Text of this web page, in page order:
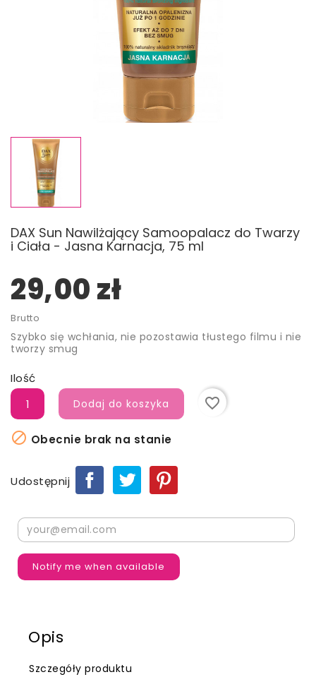
DAX Sun Nawilżający Samoopalacz do Twarzy
i Ciała - Jasna Karnacja, 75 ml
29,00 zł
Brutto
Szybko się wchłania, nie pozostawia tłustego filmu i nie
tworzy smug
Ilość
Dodaj do koszyka favorite_border
 Obecnie brak na stanie
Udostępnij
Notify me when available
Opis
Szczegóły produktu